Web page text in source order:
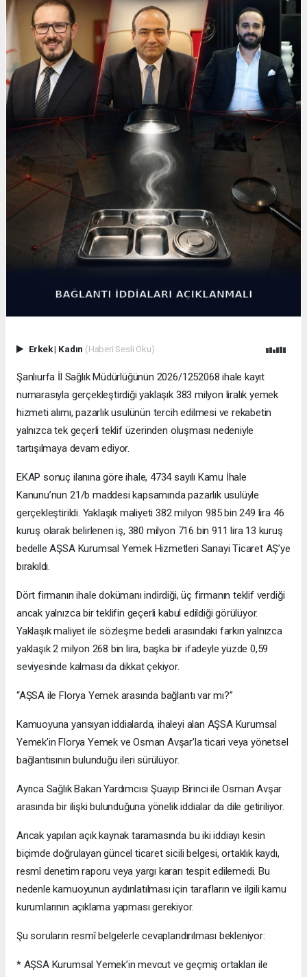
Erkek| Kadın (Haberi Sesli Oku)
Şanlıurfa İl Sağlık Müdürlüğünün 2026/1252068 ihale kayıt
numarasıyla gerçekleştirdiği yaklaşık 383 milyon liralık yemek
hizmeti alımı, pazarlık usulünün tercih edilmesi ve rekabetin
yalnızca tek geçerli teklif üzerinden oluşması nedeniyle
tartışılmaya devam ediyor.
EKAP sonuç ilanına göre ihale, 4734 sayılı Kamu İhale
Kanunu’nun 21/b maddesi kapsamında pazarlık usulüyle
gerçekleştirildi. Yaklaşık maliyeti 382 milyon 985 bin 249 lira 46
kuruş olarak belirlenen iş, 380 milyon 716 bin 911 lira 13 kuruş
bedelle AŞSA Kurumsal Yemek Hizmetleri Sanayi Ticaret AŞ’ye
bırakıldı.
Dört firmanın ihale dokümanı indirdiği, üç firmanın teklif verdiği
ancak yalnızca bir teklifin geçerli kabul edildiği görülüyor.
Yaklaşık maliyet ile sözleşme bedeli arasındaki farkın yalnızca
yaklaşık 2 milyon 268 bin lira, başka bir ifadeyle yüzde 0,59
seviyesinde kalması da dikkat çekiyor.
“AŞSA ile Florya Yemek arasında bağlantı var mı?”
Kamuoyuna yansıyan iddialarda, ihaleyi alan AŞSA Kurumsal
Yemek’in Florya Yemek ve Osman Avşar’la ticari veya yönetsel
bağlantısının bulunduğu ileri sürülüyor.
Ayrıca Sağlık Bakan Yardımcısı Şuayıp Birinci ile Osman Avşar
arasında bir ilişki bulunduğuna yönelik iddialar da dile getiriliyor.
Ancak yapılan açık kaynak taramasında bu iki iddiayı kesin
biçimde doğrulayan güncel ticaret sicili belgesi, ortaklık kaydı,
resmî denetim raporu veya yargı kararı tespit edilemedi. Bu
nedenle kamuoyunun aydınlatılması için tarafların ve ilgili kamu
kurumlarının açıklama yapması gerekiyor.
Şu soruların resmî belgelerle cevaplandırılması bekleniyor:
* AŞSA Kurumsal Yemek’in mevcut ve geçmiş ortakları ile